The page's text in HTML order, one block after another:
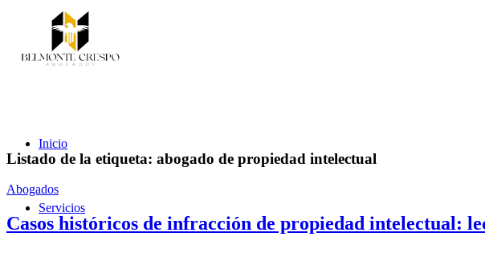
Inicio
Servicios
Listado de la etiqueta: abogado de propiedad intelectual
Abogados
Casos históricos de infracción de propiedad intelectual: